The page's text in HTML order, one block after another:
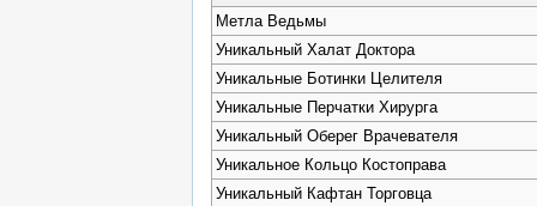
Метла Ведьмы
Уникальный Халат Доктора
Уникальные Ботинки Целителя
Уникальные Перчатки Хирурга
Уникальный Оберег Врачевателя
Уникальное Кольцо Костоправа
Уникальный Кафтан Торговца